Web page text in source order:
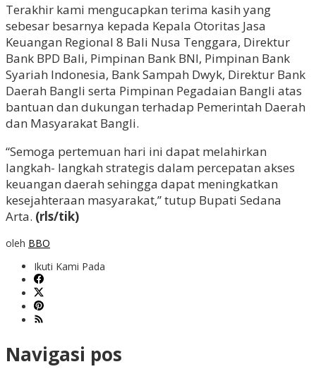
Terakhir kami mengucapkan terima kasih yang
sebesar besarnya kepada Kepala Otoritas Jasa
Keuangan Regional 8 Bali Nusa Tenggara, Direktur
Bank BPD Bali, Pimpinan Bank BNI, Pimpinan Bank
Syariah Indonesia, Bank Sampah Dwyk, Direktur Bank
Daerah Bangli serta Pimpinan Pegadaian Bangli atas
bantuan dan dukungan terhadap Pemerintah Daerah
dan Masyarakat Bangli.
“Semoga pertemuan hari ini dapat melahirkan
langkah- langkah strategis dalam percepatan akses
keuangan daerah sehingga dapat meningkatkan
kesejahteraan masyarakat,” tutup Bupati Sedana
Arta. (rls/tik)
oleh BBO
Ikuti Kami Pada
Navigasi pos